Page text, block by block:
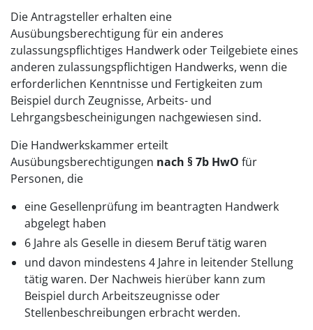
Die Antragsteller erhalten eine
Ausübungsberechtigung für ein anderes
zulassungspflichtiges Handwerk oder Teilgebiete eines
anderen zulassungspflichtigen Handwerks, wenn die
erforderlichen Kenntnisse und Fertigkeiten zum
Beispiel durch Zeugnisse, Arbeits- und
Lehrgangsbescheinigungen nachgewiesen sind.
Die Handwerkskammer erteilt
Ausübungsberechtigungen nach § 7b HwO für
Personen, die
eine Gesellenprüfung im beantragten Handwerk
abgelegt haben
6 Jahre als Geselle in diesem Beruf tätig waren
und davon mindestens 4 Jahre in leitender Stellung
tätig waren. Der Nachweis hierüber kann zum
Beispiel durch Arbeitszeugnisse oder
Stellenbeschreibungen erbracht werden.